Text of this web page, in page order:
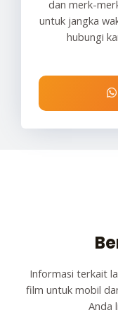
dan merk-
untuk jangka
hubungi
Informasi terkait
film untuk mobil
Anda